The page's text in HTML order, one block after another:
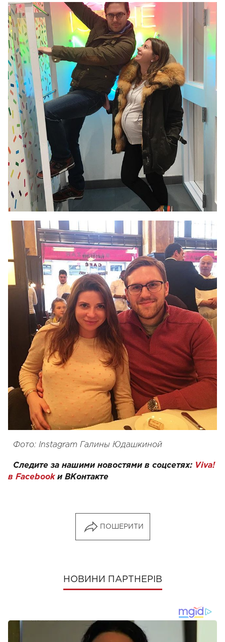
Фото: Instagram Галины Юдашкиной
Следите за нашими новостями в соцсетях: Viva!
в Facebookи ВКонтакте
ПОШЕРИТИ
НОВИНИ ПАРТНЕРІВ